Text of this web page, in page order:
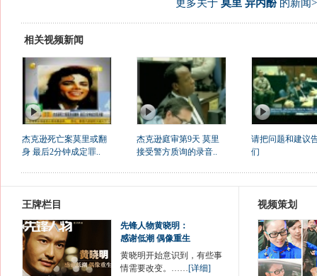
更多关于 莫里 异丙酚的新闻
相关视频新闻
杰克逊死亡案莫里或翻
身 最后2分钟成定罪..
杰克逊庭审第9天 莫里
接受警方质询的录音..
请把问题和建议
们
王牌栏目
先锋人物黄晓明：
感谢低潮 偶像重生
黄晓明开始意识到，有些事
情需要改变。……[详细]
视频策划